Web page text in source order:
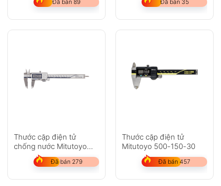
Đã bán 89 Đã bán 35
Thước cặp điện tử
chống nước Mitutoyo
500-752-20
Đã bán 279
Thước cặp điện tử
Mitutoyo 500-150-30
Đã bán 457